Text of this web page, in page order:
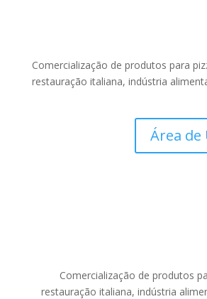
Comercialização de produtos para
restauração italiana, indústria
Área
Comercialização de produtos
restauração italiana, indústria